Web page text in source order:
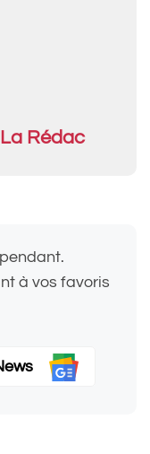
La Rédac
à vos favoris